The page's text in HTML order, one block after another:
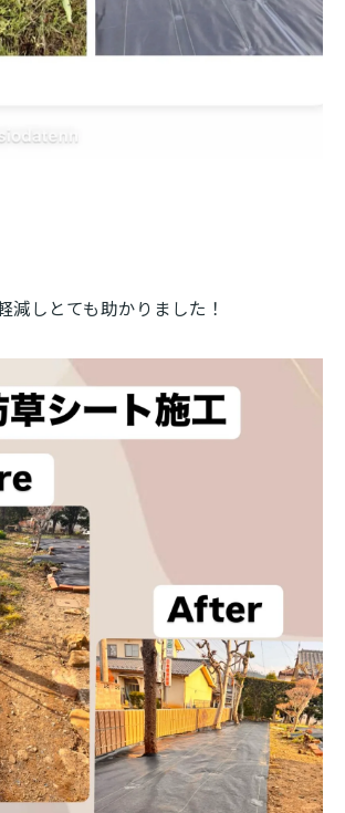
減しとても助かりました！